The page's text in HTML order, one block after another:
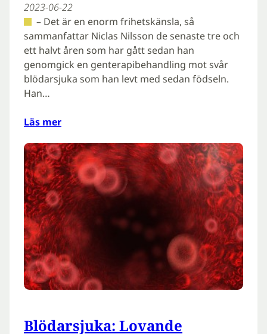
2023-06-22
– Det är en enorm frihetskänsla, så
sammanfattar Niclas Nilsson de senaste tre och
ett halvt åren som har gått sedan han
genomgick en genterapibehandling mot svår
blödarsjuka som han levt med sedan födseln.
Han…
Läs mer
Blödarsjuka: Lovande